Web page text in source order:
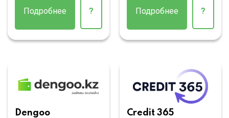
Подробнее ? Подробнее ?
Dengoo
Credit 365